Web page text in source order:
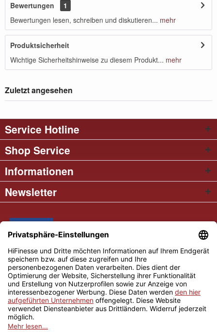
Bewertungen
1
Bewertungen lesen, schreiben und diskutieren... mehr
Produktsicherheit
Wichtige Sicherheitshinweise zu diesem Produkt... mehr
Zuletzt angesehen
Service Hotline
Shop Service
Informationen
Newsletter
* Alle Preise inkl. gesetzl. Mehrwertsteuer
Cookie settings Händler-Login
Über uns
Kontakt und Anfahrt
Versand und Zahlungsbedingungen